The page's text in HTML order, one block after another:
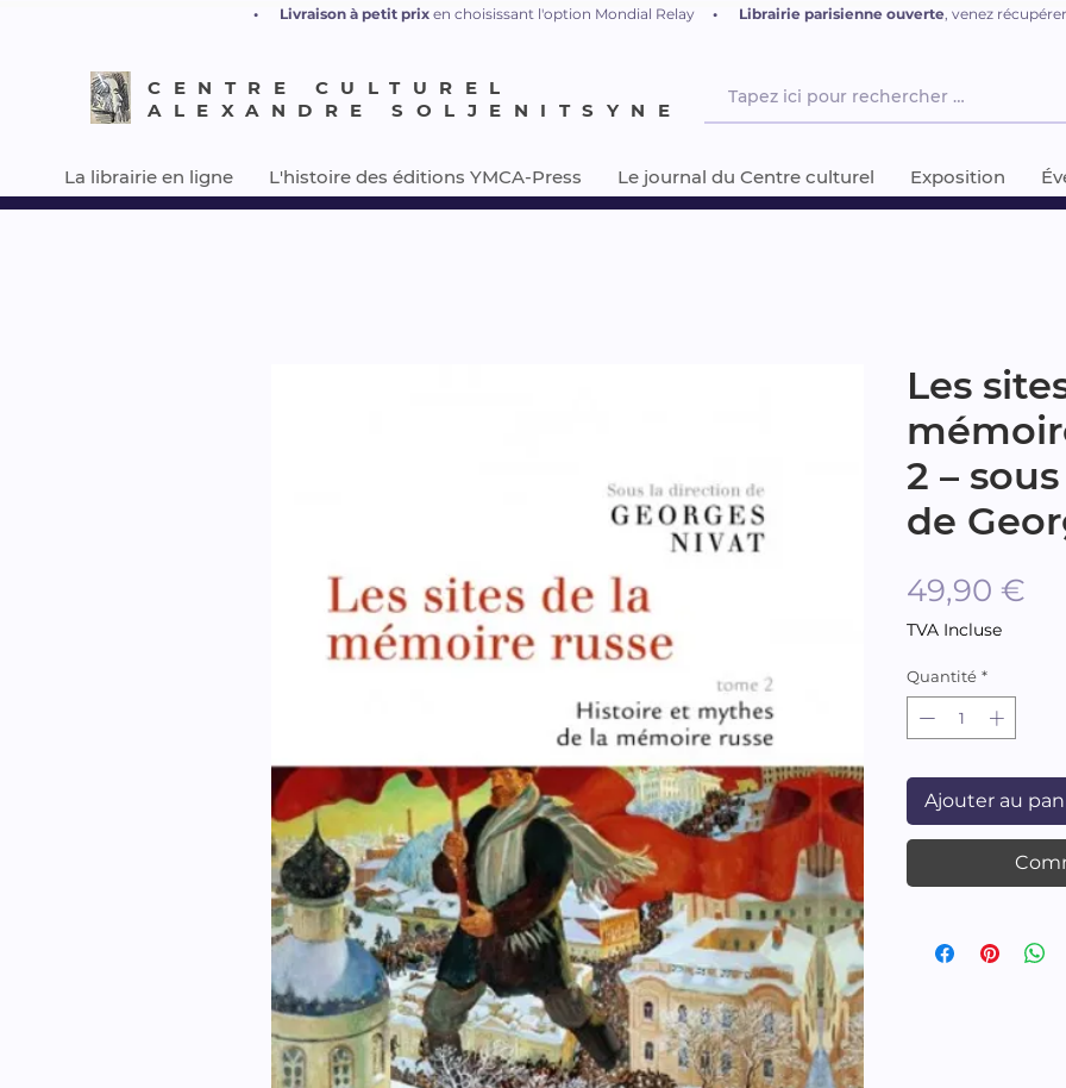
CENTRE CULTUREL
ALEXANDRE SOLJENITSYNE
La librairie en ligne L'histoire des éditions YMCA-Press Le journal du Centre culturel Exposition
Les
2 –
de
49,90 €
TVA Incluse
Quantité *
Ajouter au
• Livraison à petit prix en choisissant l'option Mondial Relay • Librairie parisienne ouverte, venez